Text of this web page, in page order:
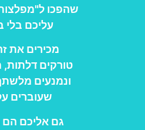
שהפכו
עליכם בלי
מכירים את
טורקים דלתות,
ונמנעים
שעוברים
גם אליכם הם